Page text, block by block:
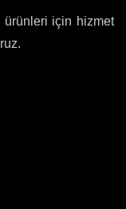
ürünleri için hizmet